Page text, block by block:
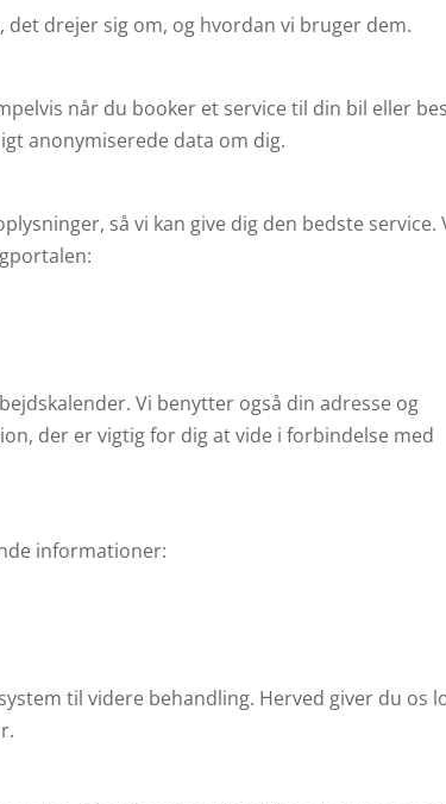
drejer sig om, og hvordan vi bruger dem.
når du booker et service til din bil eller
anonymiserede data om dig.
så vi kan give dig den bedste service.
Vi benytter også din adresse og
der er vigtig for dig at vide i forbindelse med
informationer:
til videre behandling. Herved giver du os